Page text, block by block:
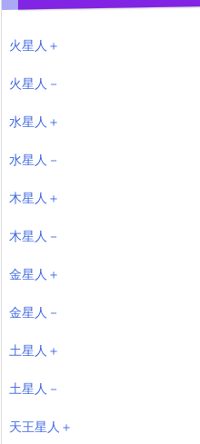
火星人＋
火星人－
水星人＋
水星人－
木星人＋
木星人－
金星人＋
金星人－
土星人＋
土星人－
天王星人＋